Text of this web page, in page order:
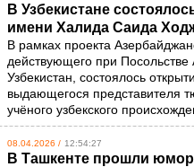
В Узбекистане
имени Халида Саида
В рамках проекта
действующего при Посольстве
Узбекистан, состоялось
выдающегося представителя
учёного узбекского
08.04.2026 / 12:54:27
В Ташкенте прошли